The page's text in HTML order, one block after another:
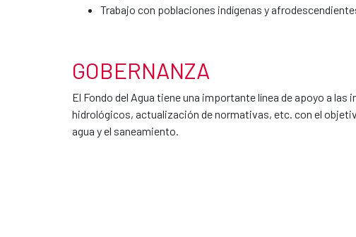
Trabajo con poblaciones indígenas y
GOBERNANZA
El Fondo del Agua tiene una importante línea de apoyo a
hidrológicos, actualización de normativas, etc. con el
agua y el saneamiento.